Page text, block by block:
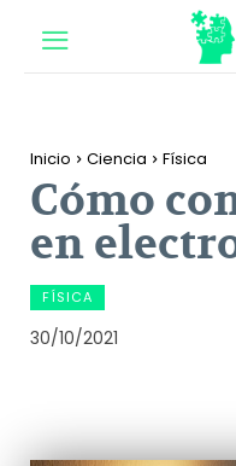
Inicio Ciencia Física
Cómo
en
FÍSICA
30/10/2021